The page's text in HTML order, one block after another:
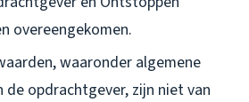
overeengekomen.
waaronder algemene
de opdrachtgever, zijn niet van